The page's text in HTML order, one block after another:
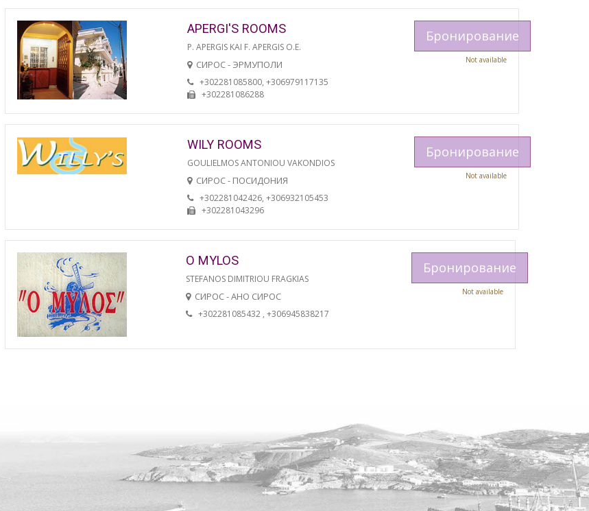
APERGI'S ROOMS
P. APERGIS KAI F. APERGIS O.E.
СИРОС - ЭРМУПОЛИ
+302281085800, +306979117135
+302281086288
Бронирование
Not available
WILY ROOMS
GOULIELMOS ANTONIOU VAKONDIOS
СИРОС - ПОСИДОНИЯ
+302281042426, +306932105453
+302281043296
Бронирование
Not available
O MYLOS
STEFANOS DIMITRIOU FRAGKIAS
СИРОС - АНО СИРОС
+302281085432 , +306945838217
Бронирование
Not available